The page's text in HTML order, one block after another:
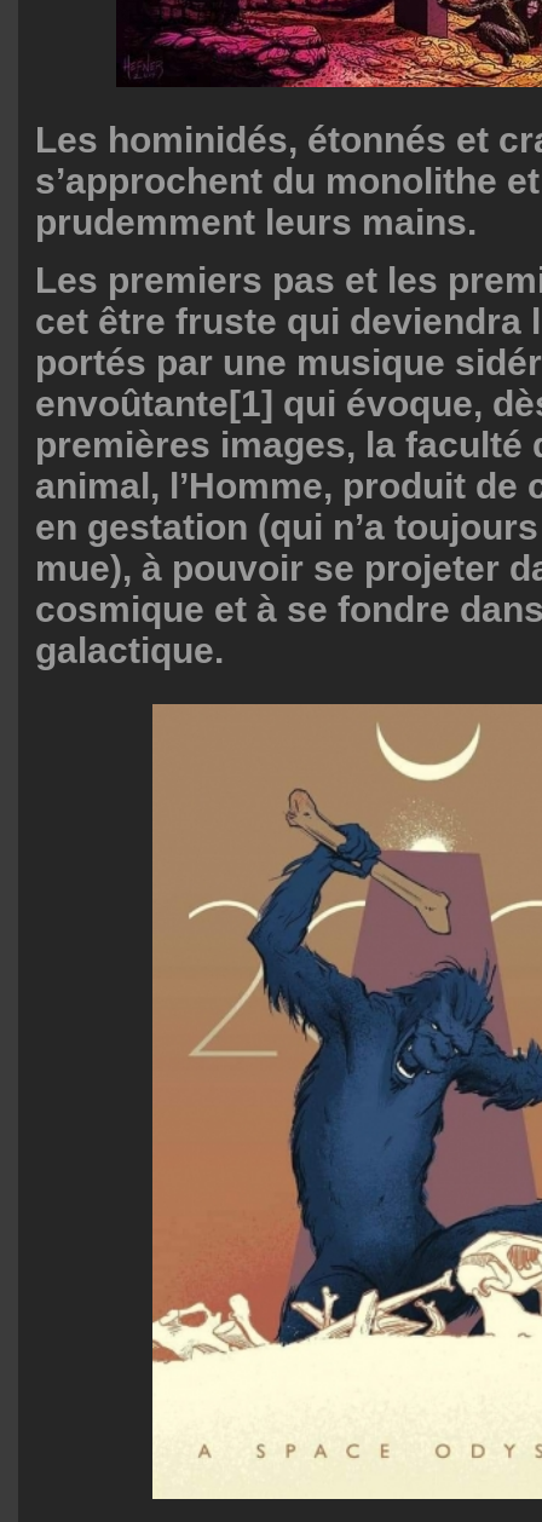
Les hominidés, étonnés et
s’approchent du monolithe
prudemment leurs mains.
Les premiers pas et les
cet être fruste qui deviendra
portés par une musique
envoûtante[1] qui évoque,
premières images, la faculté
animal, l’Homme, produit de
en gestation (qui n’a
mue), à pouvoir se projeter
cosmique et à se fondre
galactique.